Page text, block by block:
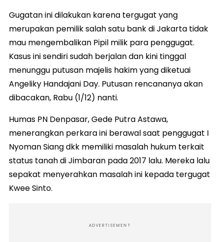
Gugatan ini dilakukan karena tergugat yang
merupakan pemilik salah satu bank di Jakarta tidak
mau mengembalikan Pipil milik para penggugat.
Kasus ini sendiri sudah berjalan dan kini tinggal
menunggu putusan majelis hakim yang diketuai
Angeliky Handajani Day. Putusan rencananya akan
dibacakan, Rabu (1/12) nanti.
Humas PN Denpasar, Gede Putra Astawa,
menerangkan perkara ini berawal saat penggugat I
Nyoman Siang dkk memiliki masalah hukum terkait
status tanah di Jimbaran pada 2017 lalu. Mereka lalu
sepakat menyerahkan masalah ini kepada tergugat
Kwee Sinto.
ADVERTISEMENT